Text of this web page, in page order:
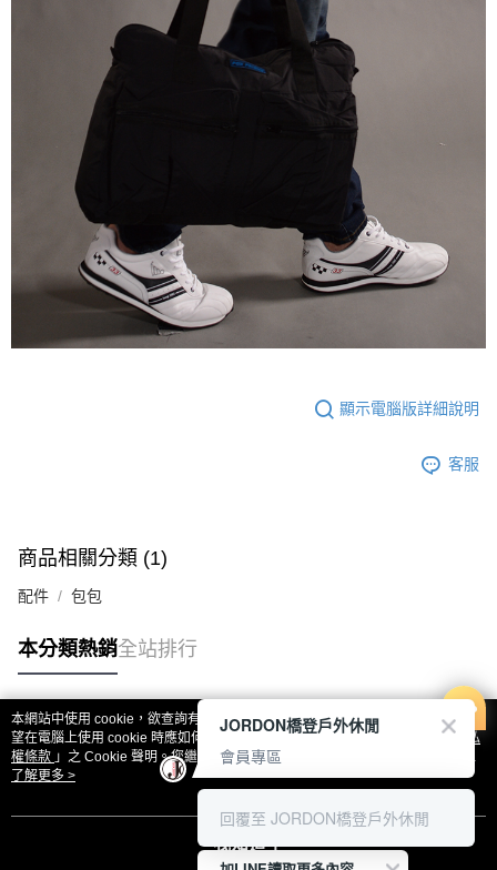
顯示電腦版詳細說明
客服
商品相關分類 (1)
配件 包包
本分類熱銷全站排行
熱門標籤
本網站中使用 cookie，欲查詢有關本網站使用 cookie 方式之詳情，及若您不希
望在電腦上使用 cookie 時應如何變更電腦的 cookie 設定，請參閱本網站「
隱私
權條款 」之 Cookie 聲明。您繼續使用本網站即表示您同意本公司得按本網站使
用條款之 Cookie 聲明使用 cookie。
了解更多 >
我知道了
JORDON橋登戶外休閒
會員專區
回覆至 JORDON橋登戶外休閒